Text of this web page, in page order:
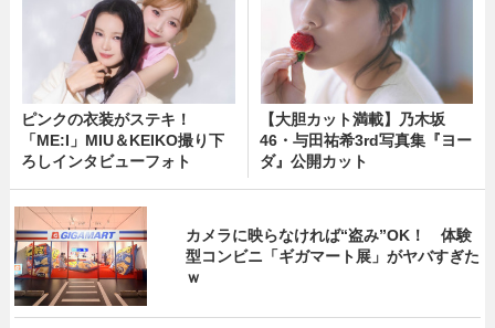
ピンクの衣装がステキ！
「ME:I」MIU＆KEIKO撮り下
ろしインタビューフォト
【大胆カット満載】乃木坂
46・与田祐希3rd写真集『ヨー
ダ』公開カット
カメラに映らなければ“盗み”OK！ 体験
型コンビニ「ギガマート展」がヤバすぎた
ｗ